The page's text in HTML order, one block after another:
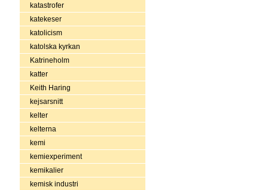
katastrofer
katekeser
katolicism
katolska kyrkan
Katrineholm
katter
Keith Haring
kejsarsnitt
kelter
kelterna
kemi
kemiexperiment
kemikalier
kemisk industri